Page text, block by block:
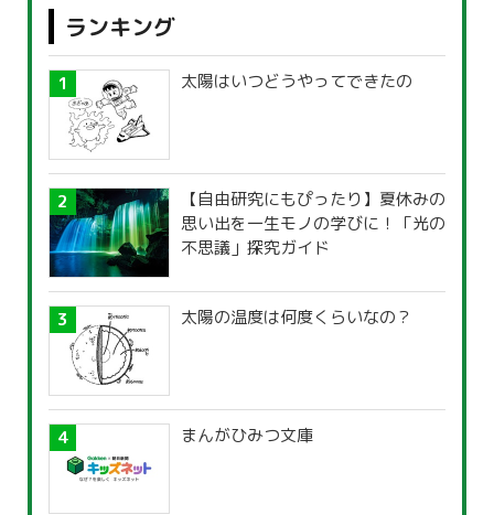
ランキング
太陽はいつどうやってできたの
【自由研究にもぴったり】夏休みの
思い出を一生モノの学びに！「光の
不思議」探究ガイド
太陽の温度は何度くらいなの？
まんがひみつ文庫